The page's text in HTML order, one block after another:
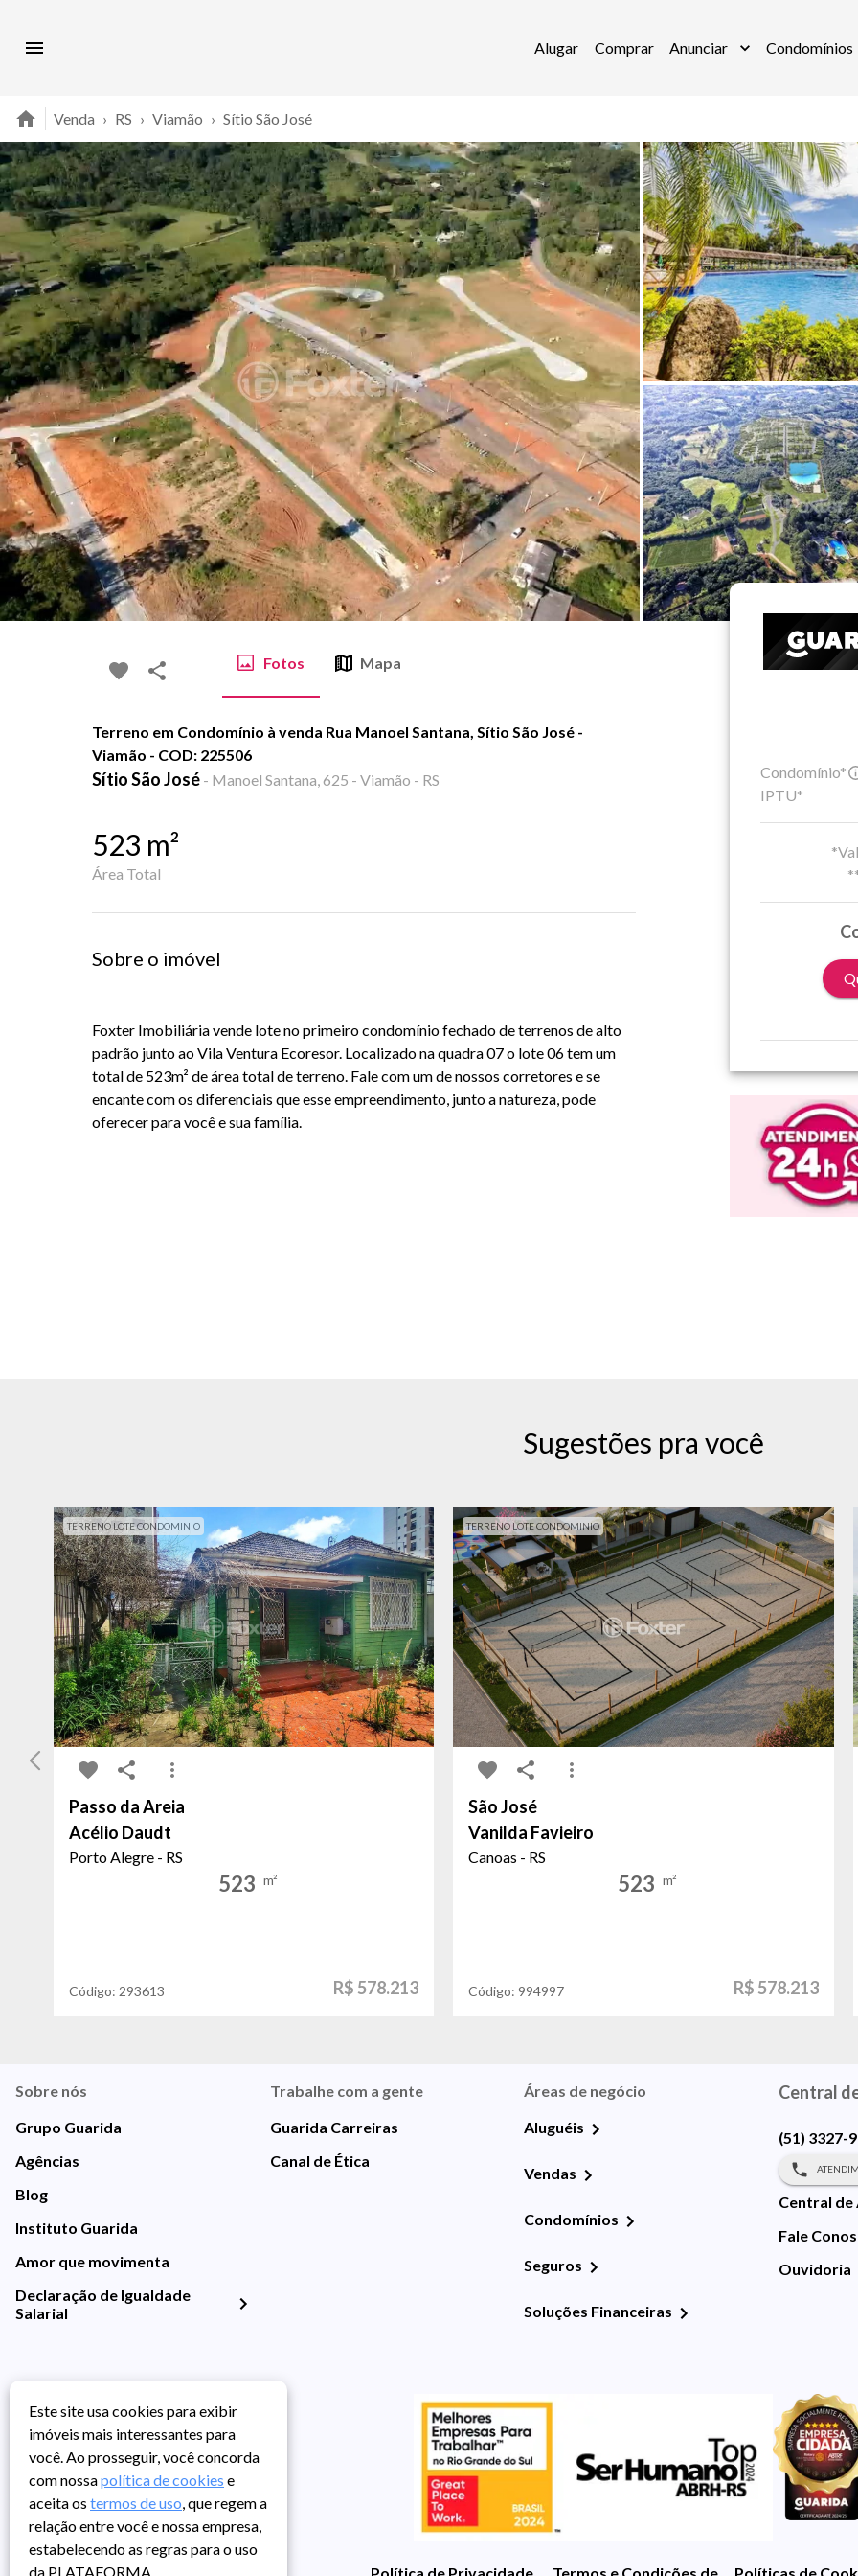
Alugar Comprar Anunciar Condomínios
Venda › RS › Viamão › Sítio São José
Fotos Mapa
Terreno em Condomínio à venda Rua Manoel Santana, Sítio São José -
Viamão - COD: 225506
Sítio São José - Manoel Santana, 625 - Viamão - RS
523 m²
Área Total
Sobre o imóvel
Foxter Imobiliária vende lote no primeiro condomínio fechado de terrenos de alto
padrão junto ao Vila Ventura Ecoresor. Localizado na quadra 07 o lote 06 tem um
total de 523m² de área total de terreno. Fale com um de nossos corretores e se
encante com os diferenciais que esse empreendimento, junto a natureza, pode
oferecer para você e sua família.
Condomínio*
IPTU*
Sugestões pra você
TERRENO LOTE CONDOMINIO
Passo da Areia
Acélio Daudt
Porto Alegre - RS
523 m²
Código: 293613 R$ 578.213
TERRENO LOTE CONDOMINIO
São José
Vanilda Favieiro
Canoas - RS
523 m²
Código:994997 R$ 578.213
Sobre nós
Grupo Guarida
Agências
Blog
Instituto Guarida
Amor que movimenta
Declaração de Igualdade
Salarial
Trabalhe com a gente
Guarida Carreiras
Canal de Ética
Áreas de negócio
Aluguéis
Vendas
Condomínios
Seguros
Soluções Financeiras
Central
(51) 3327-
Central de
Fale
Ouvidoria
Política de Privacidade Termos e Condições de UsoPolíticas de
Este site usa cookies para exibir
imóveis mais interessantes para
você. Ao prosseguir, você concorda
com nossapolítica de cookies e
aceita os termos de uso, que regem a
relação entre você e nossa empresa,
estabelecendo as regras para o uso
da PLATAFORMA.